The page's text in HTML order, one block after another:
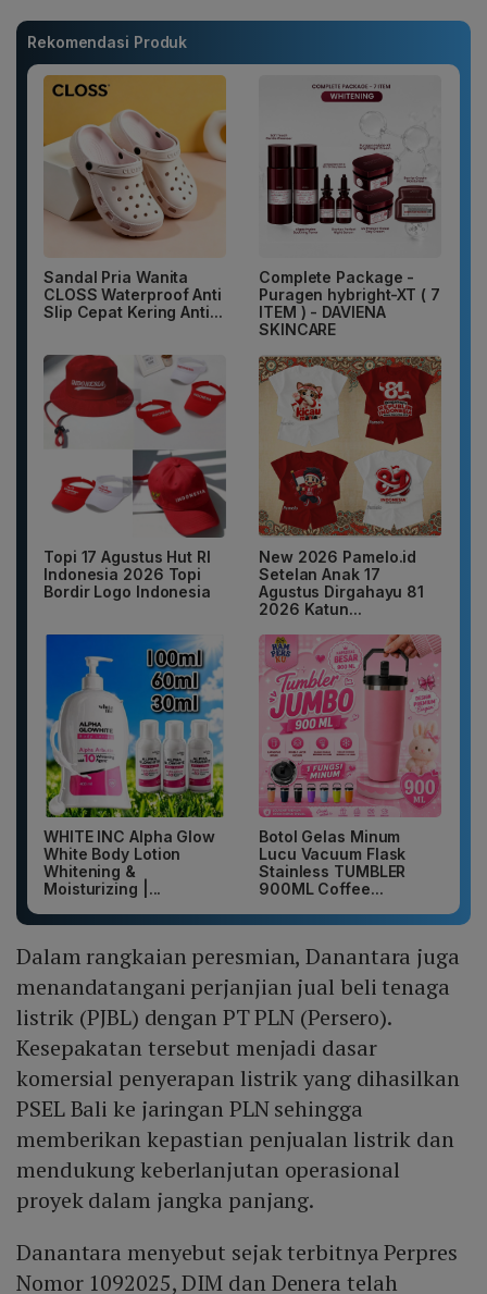
Rekomendasi Produk
Sandal Pria Wanita
CLOSS Waterproof Anti
Slip Cepat Kering Anti...
Complete Package -
Puragen hybright-XT ( 7
ITEM ) - DAVIENA
SKINCARE
Topi 17 Agustus Hut RI
Indonesia 2026 Topi
Bordir Logo Indonesia
New 2026 Pamelo.id
Setelan Anak 17
Agustus Dirgahayu 81
2026 Katun...
WHITE INC Alpha Glow
White Body Lotion
Whitening &
Moisturizing |...
Botol Gelas Minum
Lucu Vacuum Flask
Stainless TUMBLER
900ML Coffee...
Dalam rangkaian peresmian, Danantara juga
menandatangani perjanjian jual beli tenaga
listrik (PJBL) dengan PT PLN (Persero).
Kesepakatan tersebut menjadi dasar
komersial penyerapan listrik yang dihasilkan
PSEL Bali ke jaringan PLN sehingga
memberikan kepastian penjualan listrik dan
mendukung keberlanjutan operasional
proyek dalam jangka panjang.
Danantara menyebut sejak terbitnya Perpres
Nomor 1092025, DIM dan Denera telah